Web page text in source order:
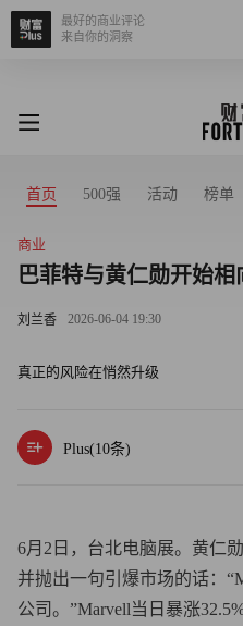
最好的商业评论
来自你的洞察
首页 500强 活动 榜单
商业
巴菲特与黄仁勋开始相
刘兰香 2026-06-04 19:30
真正的风险在悄然升级
Plus(10条)
6月2日，台北电脑展。黄仁
并抛出一句引爆市场的话：
公司。”Marvell当日暴涨